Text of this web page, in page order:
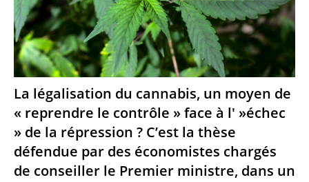
La légalisation du cannabis, un moyen de
« reprendre le contrôle » face à l' »échec
» de la répression ? C’est la thèse
défendue par des économistes chargés
de conseiller le Premier ministre, dans un